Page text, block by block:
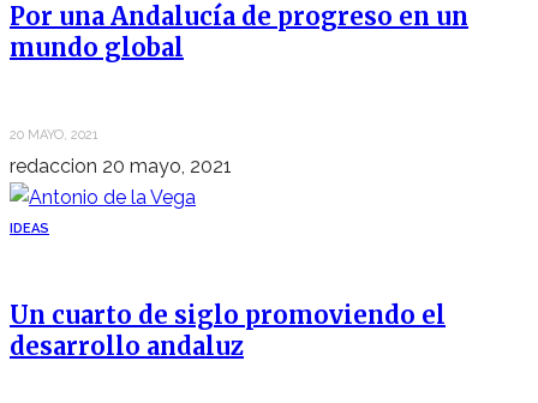
Por una Andalucía de progreso en un
mundo global
20 MAYO, 2021
redaccion 20 mayo, 2021
IDEAS
Un cuarto de siglo promoviendo el
desarrollo andaluz